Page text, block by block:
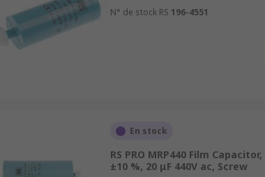
N° de stock RS 196-4551
En stock
RS PRO MRP440 Film Capacitor,
±10 %, 20 μF 440V ac, Screw